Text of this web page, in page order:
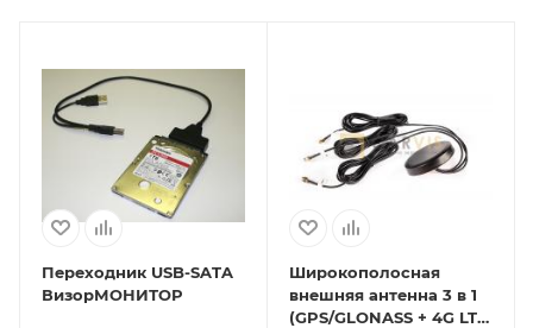
Переходник USB-SATA
ВизорМОНИТОР
Широкополосная
внешняя антенна 3 в 1
(GPS/GLONASS + 4G LTE